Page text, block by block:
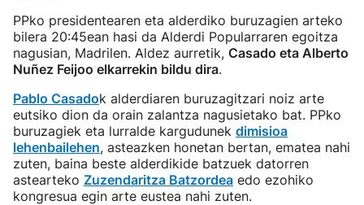
PPko presidentearen eta alderdiko buruzagien arteko
bilera 20:45ean hasi da Alderdi Popularraren egoitza
nagusian, Madrilen. Aldez aurretik, Casado eta Alberto
Nuñez Feijoo elkarrekin bildu dira.
Pablo Casadok alderdiaren buruzagitzari noiz arte
eutsiko dion da orain zalantza nagusietako bat. PPko
buruzagiek eta lurralde kargudunek dimisioa
lehenbailehen, asteazken honetan bertan, ematea nahi
zuten, baina beste alderdikide batzuek datorren
astearteko Zuzendaritza Batzordea edo ezohiko
kongresua egin arte eustea nahi zuten.